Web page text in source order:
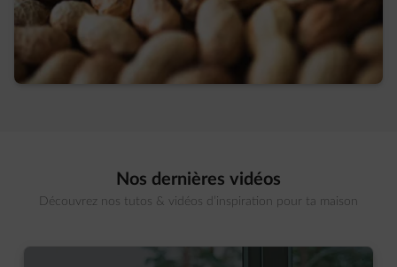
Des isolants naturels à base de cacahuètes,
d’algues et de bière
Nos dernières vidéos
Découvrez nos tutos & vidéos d’inspiration pour ta maison